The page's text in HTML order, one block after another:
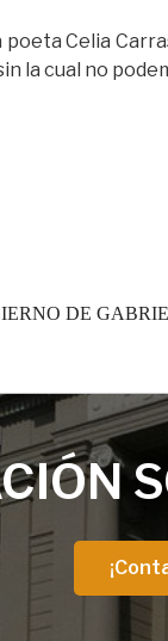
Celia
la cual no
DE